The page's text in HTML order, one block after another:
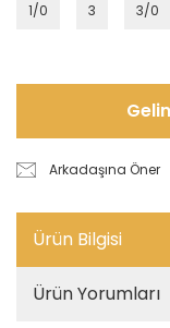
1/0 3 3/0
Arkadaşına Öner
Ürün Bilgisi
Ürün Yorumları